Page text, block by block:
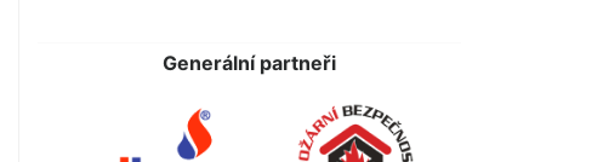
Generální partneři